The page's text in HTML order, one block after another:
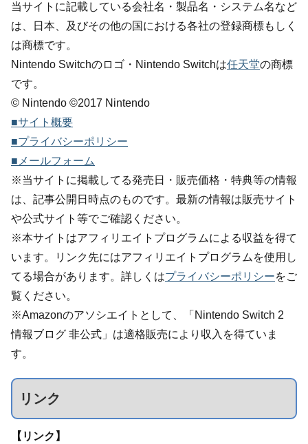
当サイトに記載している会社名・製品名・システム名など
は、日本、及びその他の国における各社の登録商標もしく
は商標です。
Nintendo Switchのロゴ・Nintendo Switchは任天堂の商標
です。
© Nintendo ©2017 Nintendo
■サイト概要
■プライバシーポリシー
■メールフォーム
※当サイトに掲載してる発売日・販売価格・特典等の情報
は、記事公開日時点のものです。最新の情報は販売サイト
や公式サイト等でご確認ください。
※本サイトはアフィリエイトプログラムによる収益を得て
います。リンク先にはアフィリエイトプログラムを使用し
てる場合があります。詳しくはプライバシーポリシーをご
覧ください。
※Amazonのアソシエイトとして、「Nintendo Switch 2
情報ブログ 非公式」は適格販売により収入を得ていま
す。
リンク
【リンク】